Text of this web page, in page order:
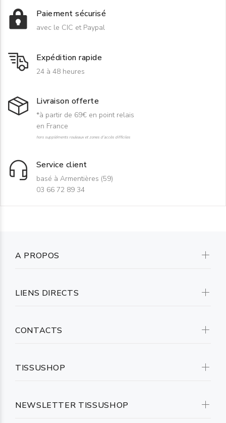
Paiement sécurisé
avec le CIC et Paypal
Expédition rapide
24 à 48 heures
Livraison offerte
*à partir de 69€ en point relais
en France
hors suppléments rouleaux et zones d'accès difficiles
Service client
basé à Armentières (59)
03 66 72 89 34
NEWSLETTER TISSUSHOP
A PROPOS
LIENS DIRECTS
CONTACTS
TISSUSHOP